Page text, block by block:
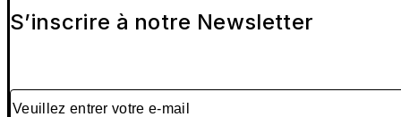
S’inscrire à notre Newsletter
Veuillez entrer votre e-mail